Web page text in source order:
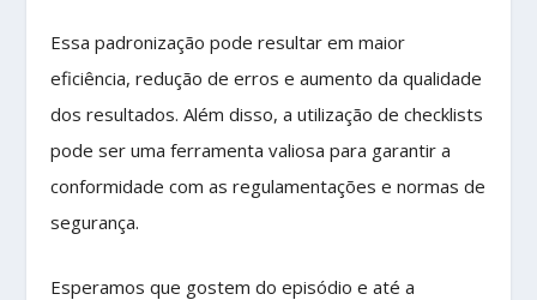
Essa padronização pode resultar em maior
eficiência, redução de erros e aumento da qualidade
dos resultados. Além disso, a utilização de checklists
pode ser uma ferramenta valiosa para garantir a
conformidade com as regulamentações e normas de
segurança.
Esperamos que gostem do episódio e até a